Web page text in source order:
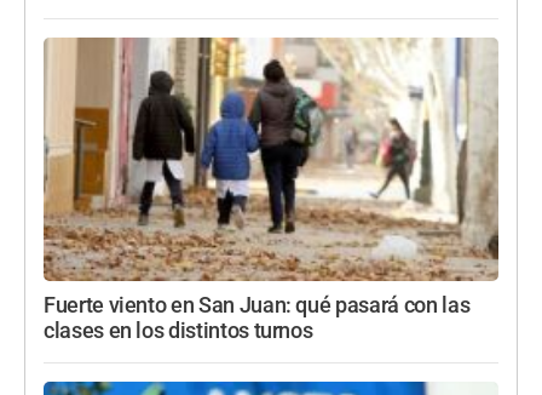
Fuerte viento en San Juan: qué pasará con las
clases en los distintos turnos